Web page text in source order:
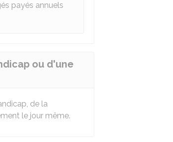
payés annuels
ou d'une
de la
le jour même.